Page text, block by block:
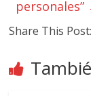
personales”
Share This Post: